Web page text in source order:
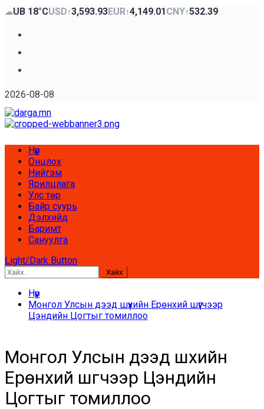
Skip
content
☁UB 18°CUSD↑3,593.93EUR↑4,149.01CNY↑532.39
2026-08-08
Primary
Menu
Нүүр
Онцлох
Нийгэм
Ярилцлага
Улс төр
Байр суурь
Дэлхийд
Баримт
Сануулга
Light/Dark Button
Хайх:
Нүүр
Монгол Улсын дээд шүүхийн Ерөнхий шүүгчээр
Цэндийн Цогтыг томиллоо
Монгол Улсын дээд шүүхийн
Ерөнхий шүүгчээр Цэндийн
Цогтыг томиллоо